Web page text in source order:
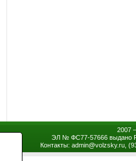
2007
ЭЛ № ФС77-57666 выдано
Контакты: admin@volzsky.ru,